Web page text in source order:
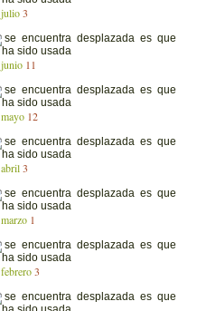
julio 3
junio 11
mayo 12
abril 3
marzo 1
febrero 3